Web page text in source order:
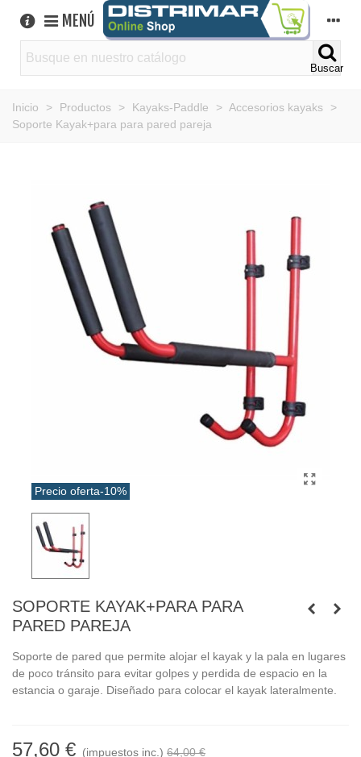
MENÚ
Buscar
Inicio > Productos > Kayaks-Paddle > Accesorios kayaks
>
Soporte Kayak+para para pared pareja
Precio oferta-10%
SOPORTE KAYAK+PARA PARA
PARED PAREJA
Soporte de pared que permite alojar el kayak y la pala en lugares
de poco tránsito para evitar golpes y perdida de espacio en la
estancia o garaje. Diseñado para colocar el kayak lateralmente.
57,60 € (impuestos inc.) 64,00 €